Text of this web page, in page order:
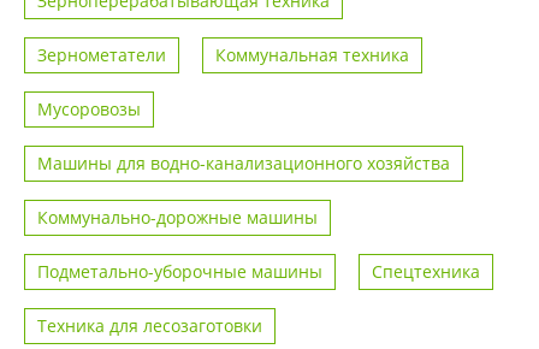
Зернометатели Коммунальная техника
Мусоровозы
Машины для водно-канализационного хозяйства
Коммунально-дорожные машины
Подметально-уборочные машины Спецтехника
Техника для лесозаготовки